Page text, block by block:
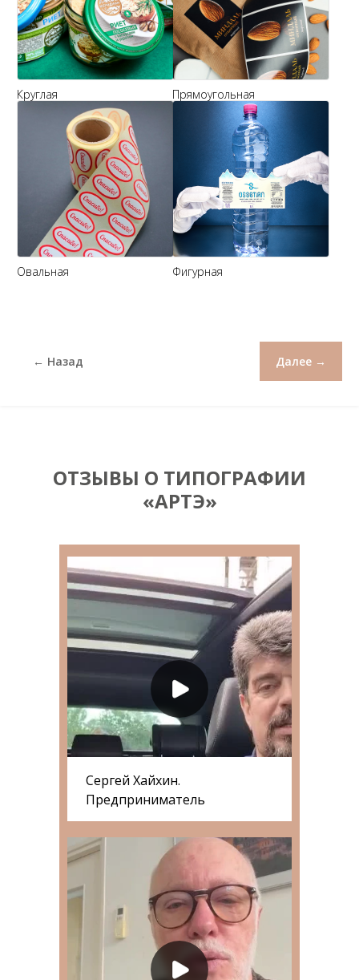
Круглая Прямоугольная
Овальная Фигурная
← Назад Далее →
ОТЗЫВЫ О ТИПОГРАФИИ
«АРТЭ»
Сергей Хайхин.
Предприниматель